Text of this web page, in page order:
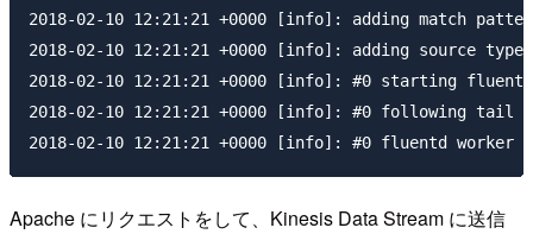
2018-02-10 12:21:21 +0000 [info]: adding match
2018-02-10 12:21:21 +0000 [info]: adding source
2018-02-10 12:21:21 +0000 [info]: #0 starting fluentd
2018-02-10 12:21:21 +0000 [info]: #0 following tail
Apache にリクエストをして、Kinesis Data Stream に送信